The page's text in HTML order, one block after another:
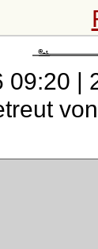
09:20 |